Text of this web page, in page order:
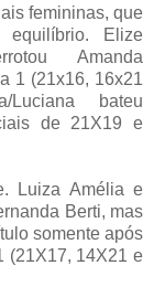
femininas, que
equilíbrio. Elize
Amanda
1 (21x16, 16x21
bateu
de 21X19 e
Luiza Amélia e
Berti, mas
somente após
(21X17, 14X21 e